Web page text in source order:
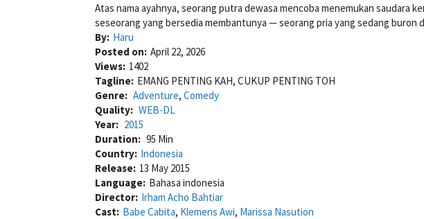
Atas nama ayahnya, seorang putra dewasa mencoba menemukan saudara
seseorang yang bersedia membantunya — seorang pria yang sedang buron
By: Haru
Posted on: April 22, 2026
Views: 1402
Tagline: EMANG PENTING KAH, CUKUP PENTING TOH
Genre: Adventure, Comedy
Quality: WEB-DL
Year: 2015
Duration: 95 Min
Country: Indonesia
Release: 13 May 2015
Language: Bahasa indonesia
Director: Irham Acho Bahtiar
Cast: Babe Cabita, Klemens Awi, Marissa Nasution